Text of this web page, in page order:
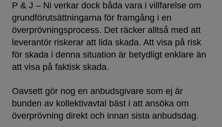
P & J – Ni verkar dock båda vara i villfarelse om
grundförutsättningarna för framgång i en
överprövningsprocess. Det räcker alltså med att
leverantör riskerar att lida skada. Att visa på risk
för skada i denna situation är betydligt enklare än
att visa på faktisk skada.
Oavsett gör nog en anbudsgivare som ej är
bunden av kollektivavtal bäst i att ansöka om
överprövning direkt och innan sista anbudsdag.